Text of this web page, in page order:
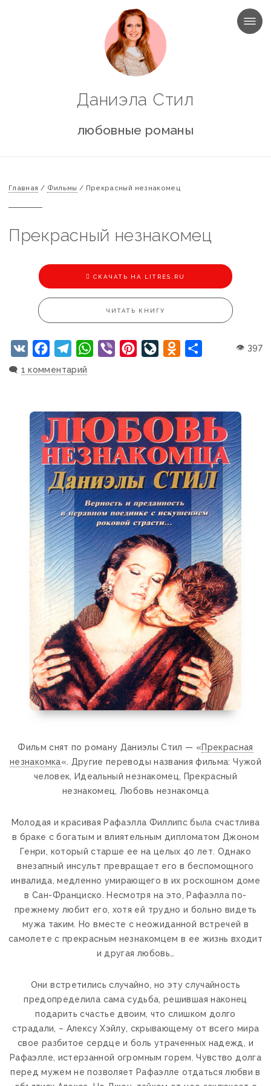
МЕНЮ
Даниэла Стил
любовные романы
Главная / Фильмы / Прекрасный незнакомец
Прекрасный незнакомец
CКАЧАТЬ НА LITRES.RU
ЧИТАТЬ КНИГУ
VK FacebookTelegramWhatsApp
Viber PinterestLiveJournalOdnoklassniki
Отправить
👁 397
🗨️ 1 комментарий
Фильм снят по роману Даниэлы Стил — «Прекрасная
незнакомка«. Другие переводы названия фильма: Чужой
человек, Идеальный незнакомец, Прекрасный
незнакомец, Любовь незнакомца
Молодая и красивая Рафаэлла Филлипс была счастлива
в браке с богатым и влиятельным дипломатом Джоном
Генри, который старше ее на целых 40 лет. Однако
внезапный инсульт превращает его в беспомощного
инвалида, медленно умирающего в их роскошном доме
в Сан-Франциско. Несмотря на это, Рафаэлла по-
прежнему любит его, хотя ей трудно и больно видеть
мужа таким. Но вместе с неожиданной встречей в
самолете с прекрасным незнакомцем в ее жизнь входит
и другая любовь…
Они встретились случайно, но эту случайность
предопределила сама судьба, решившая наконец
подарить счастье двоим, что слишком долго
страдали, – Алексу Хэйлу, скрывающему от всего мира
свое разбитое сердце и боль утраченных надежд, и
Рафаэлле, истерзанной огромным горем. Чувство долга
перед мужем не позволяет Рафаэлле отдаться любви в